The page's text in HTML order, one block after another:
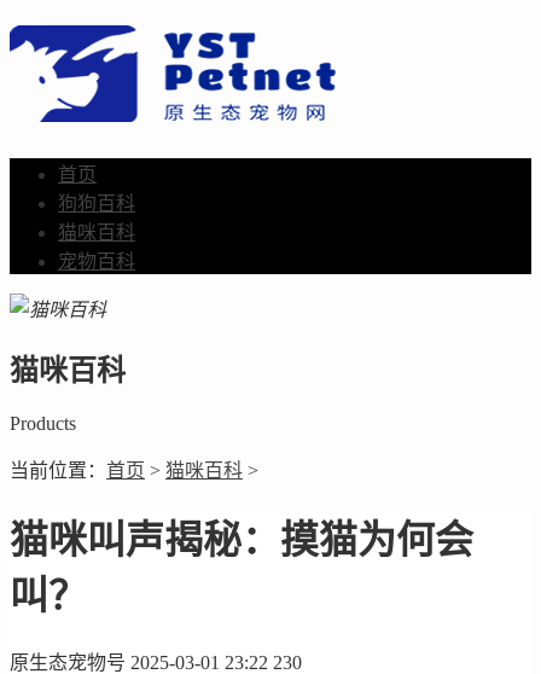
首页
狗狗百科
猫咪百科
宠物百科
猫咪百科
Products
当前位置： 首页 > 猫咪百科 >
猫咪叫声揭秘：摸猫为何会
叫？
原生态宠物号 2025-03-01 23:22 230